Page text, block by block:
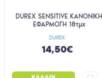
DUREX
DUREX SENSITIVE ΚΑΝΟΝΙΚΗ
ΕΦΑΡΜΟΓΗ 18τμχ
14,50€